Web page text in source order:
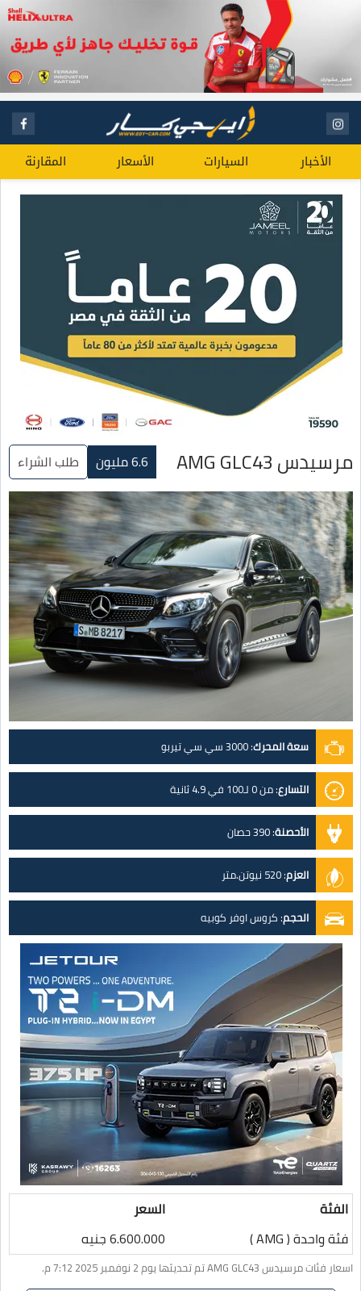
الأخبار السيارات الأسعار المقارنة
مرسيدس AMG GLC43 6.6 مليون طلب الشراء
سعة المحرك:3000 سي سي تيربو
التسارع:من 0 لـ100 في 4.9 ثانية
الأحصنة:390 حصان
العزم:520 نيوتن.متر
الحجم:كروس اوفر كوبيه
الفئة
السعر
فئة واحدة ( AMG )
6.600.000 جنيه
اسعار فئات مرسيدس AMG GLC43 تم تحديثها يوم 2 نوفمبر 2025 7:12 م.